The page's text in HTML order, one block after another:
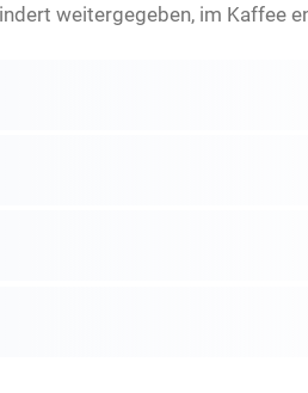
weitergegeben, im Kaffee